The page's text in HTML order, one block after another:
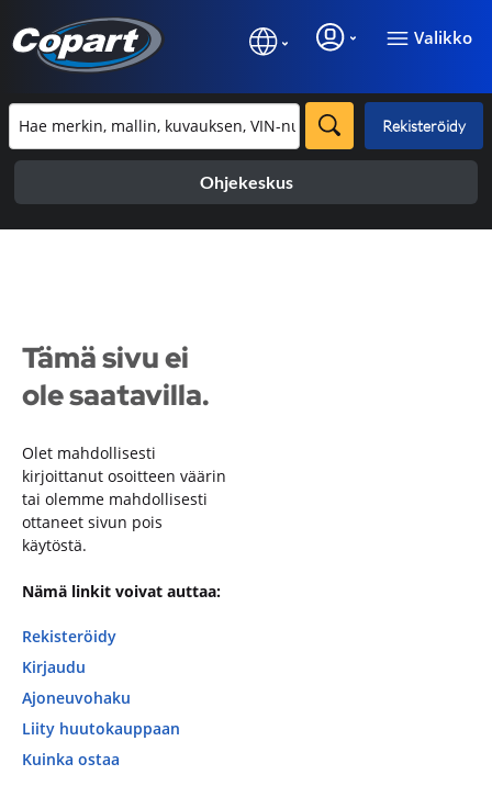
Valikko
Rekisteröidy
Ohjekeskus
Tämä sivu ei
ole saatavilla.
Olet mahdollisesti
kirjoittanut osoitteen väärin
tai olemme mahdollisesti
ottaneet sivun pois
käytöstä.
Nämä linkit voivat auttaa:
Rekisteröidy
Kirjaudu
Ajoneuvohaku
Liity huutokauppaan
Kuinka ostaa